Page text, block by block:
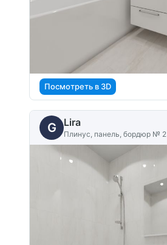
Посмотреть в 3D
G Lira
Плинус, панель, бордюр № 2